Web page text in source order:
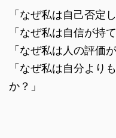
「なぜ私は自己否定
「なぜ私は自信が持
「なぜ私は人の評価
「なぜ私は自分より
か？」